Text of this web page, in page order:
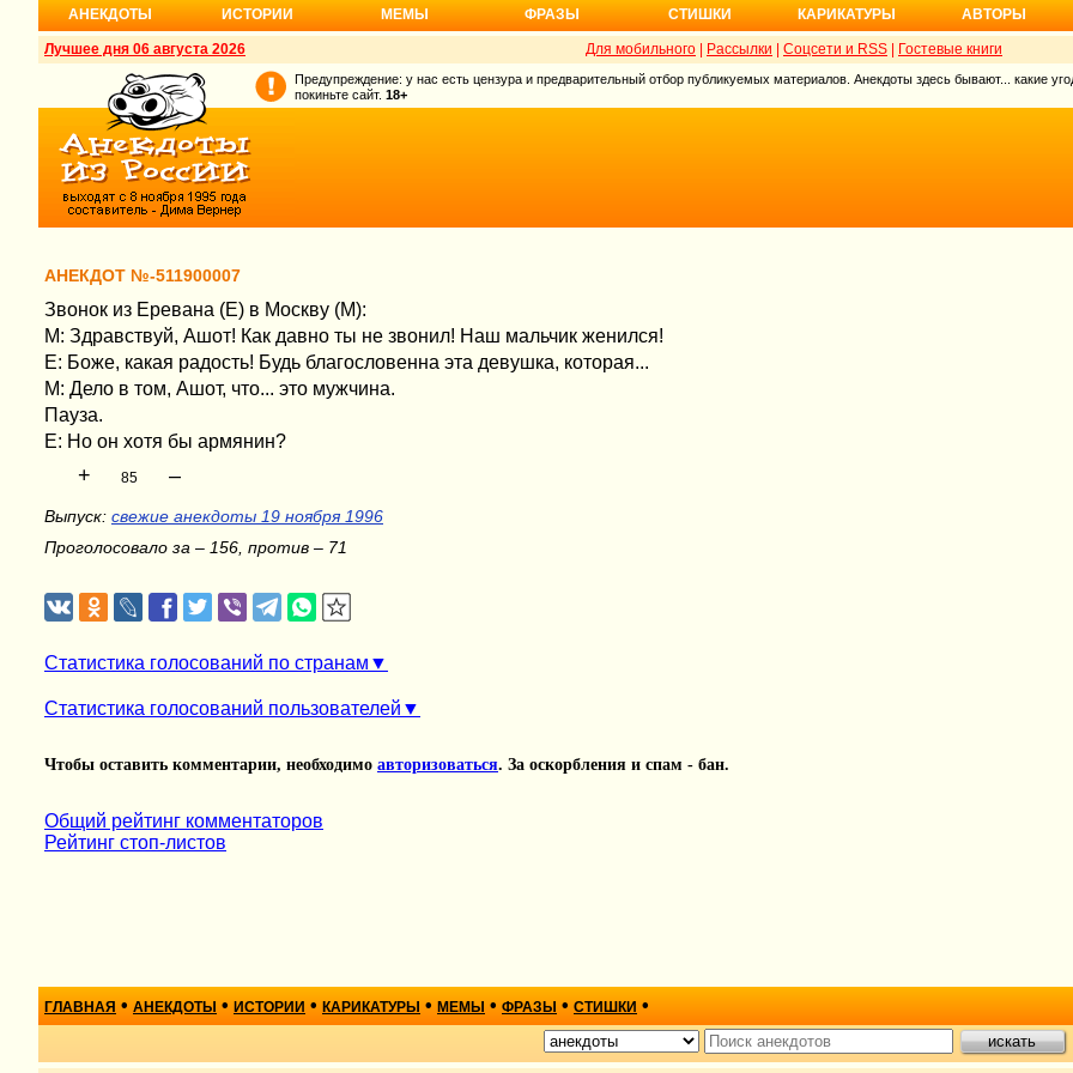
АНЕКДОТЫ ИСТОРИИ МЕМЫ ФРАЗЫ СТИШКИ КАРИКАТУРЫ АВТОРЫ
Лучшее дня 06 августа 2026 Для мобильного Рассылки Соцсети и RSS Гостевые книги
Предупреждение: у нас есть цензура и предварительный отбор публикуемых материалов. Анекдоты здесь бывают... какие
покиньте сайт. 18+
АНЕКДОТ №-511900007
Звонок из Еревана (Е) в Москву (М):
М: Здравствуй, Ашот! Как давно ты не звонил! Наш мальчик женился!
Е: Боже, какая радость! Будь благословенна эта девушка, которая...
М: Дело в том, Ашот, что... это мужчина.
Пауза.
Е: Но он хотя бы армянин?
+ 85 –
Выпуск: свежие анекдоты 19 ноября 1996
Проголосовало за – 156, против – 71
Статистика голосований по странам
Статистика голосований пользователей
Чтобы оставить комментарии, необходимо авторизоваться. За оскорбления и спам - бан.
Общий рейтинг комментаторов
Рейтинг стоп-листов
ГЛАВНАЯ • АНЕКДОТЫ • ИСТОРИИ • КАРИКАТУРЫ • МЕМЫ • ФРАЗЫ • СТИШКИ •